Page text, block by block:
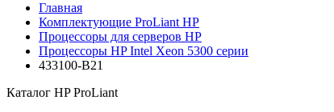
Главная
Комплектующие ProLiant HP
Процессоры для серверов HP
Процессоры HP Intel Xeon 5300 серии
433100-B21
Каталог HP ProLiant